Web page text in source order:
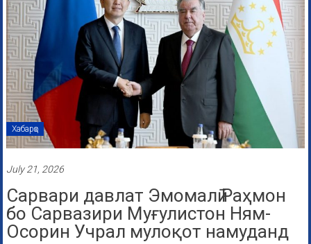
Хабарҳо
July 21, 2026
Сарвари давлат Эмомалӣ Раҳмон
бо Сарвазири Муғулистон Ням-
Осорин Учрал мулоқот намуданд